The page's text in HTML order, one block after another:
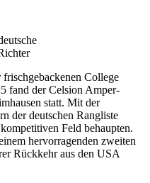
College
fand der Celsion Amper-
statt. Mit der
der deutschen Rangliste
Feld behaupten.
hervorragenden zweiten
Rückkehr aus den USA